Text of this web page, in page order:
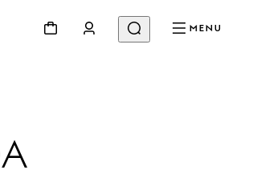
MENU